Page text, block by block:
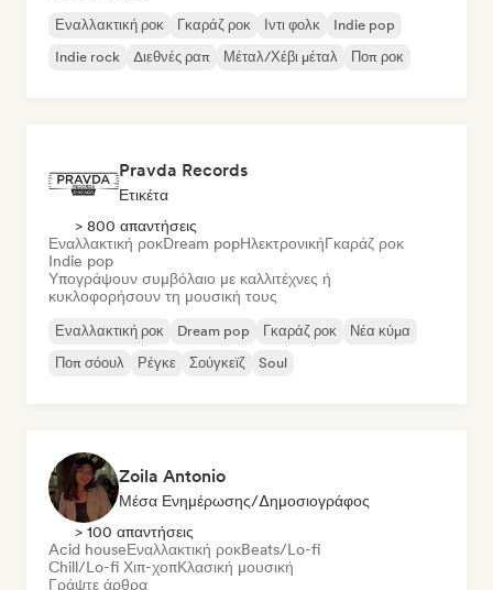
Εναλλακτική ροκ Γκαράζ ροκ Ιντι φολκ
Indie pop
Indie rock
Διεθνές ραπ Μέταλ/Χέβι μέταλ Ποπ ροκ
Pravda Records
Ετικέτα
> 800 απαντήσεις
Εναλλακτική ροκDream popΗλεκτρονικήΓκαράζ ροκ
Indie pop
Υπογράψουν συμβόλαιο με καλλιτέχνες ή
κυκλοφορήσουν τη μουσική τους
Εναλλακτική ροκ Dream pop Γκαράζ ροκ
Νέα κύμα
Ποπ σόουλ
Ρέγκε Σούγκεϊζ Soul
Zoila Antonio
Μέσα Ενημέρωσης/Δημοσιογράφος
> 100 απαντήσεις
Acid houseΕναλλακτική ροκBeats/Lo-fi
Chill/Lo-fi Χιπ-χοπΚλασική μουσική
Γράψτε άρθρα